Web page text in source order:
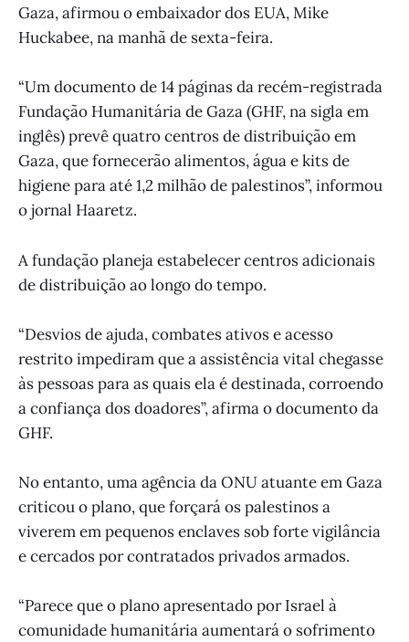
Gaza, afirmou o embaixador dos EUA, Mike
Huckabee, na manhã de sexta-feira.
“Um documento de 14 páginas da recém-registrada
Fundação Humanitária de Gaza (GHF, na sigla em
inglês) prevê quatro centros de distribuição em
Gaza, que fornecerão alimentos, água e kits de
higiene para até 1,2 milhão de palestinos”, informou
o jornal Haaretz.
A fundação planeja estabelecer centros adicionais
de distribuição ao longo do tempo.
“Desvios de ajuda, combates ativos e acesso
restrito impediram que a assistência vital chegasse
às pessoas para as quais ela é destinada, corroendo
a confiança dos doadores”, afirma o documento da
GHF.
No entanto, uma agência da ONU atuante em Gaza
criticou o plano, que forçará os palestinos a
viverem em pequenos enclaves sob forte vigilância
e cercados por contratados privados armados.
“Parece que o plano apresentado por Israel à
comunidade humanitária aumentará o sofrimento